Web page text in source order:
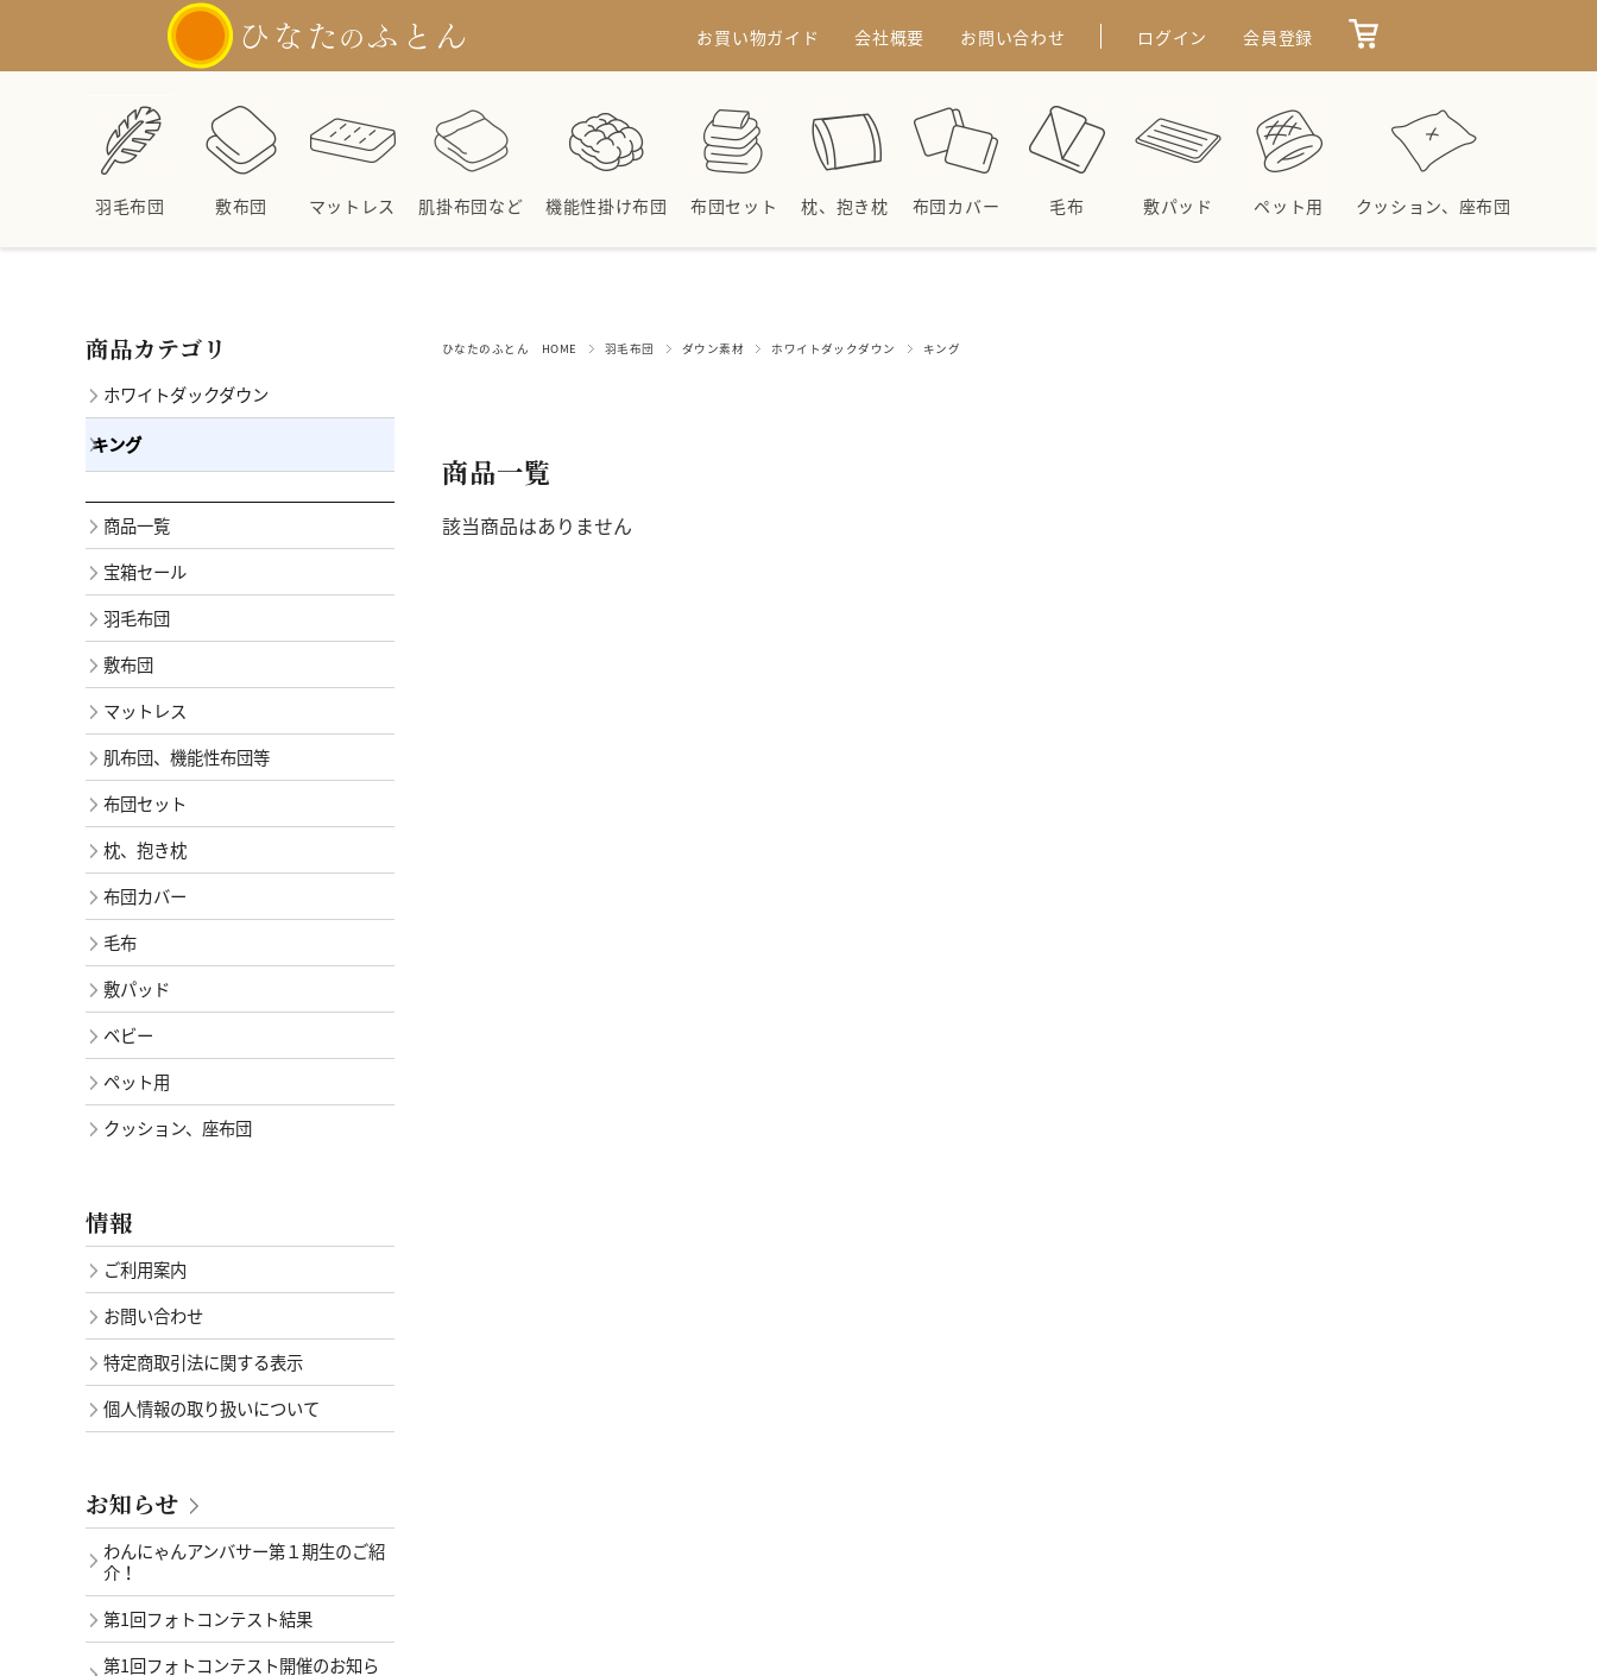
お買い物ガイド 会社概要 お問い合わせ ログイン 会員登録
羽毛布団 敷布団 マットレス 肌掛布団など 機能性掛け布団 布団セット 枕、抱き枕 布団カバー 毛布 敷パッド ペット用 クッション、座布団
ひなたのふとん HOME 羽毛布団 ダウン素材 ホワイトダックダウン キング
商品一覧
該当商品はありません
商品カテゴリ
ホワイトダックダウン
キング
商品一覧
宝箱セール
羽毛布団
敷布団
マットレス
肌布団、機能性布団等
布団セット
枕、抱き枕
布団カバー
毛布
敷パッド
ベビー
ペット用
クッション、座布団
情報
ご利用案内
お問い合わせ
特定商取引法に関する表示
個人情報の取り扱いについて
お知らせ
わんにゃんアンバサー第１期生のご紹
介！
第1回フォトコンテスト結果
第1回フォトコンテスト開催のお知ら